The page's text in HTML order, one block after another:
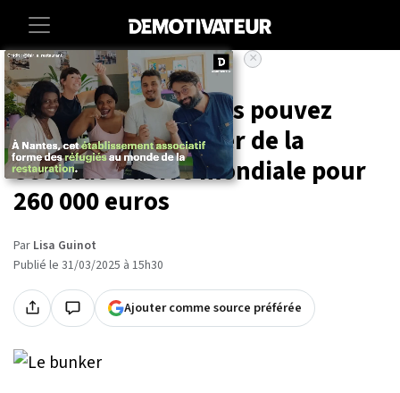
Accueil Insolite
Sur Leboncoin, vous pouvez
acheter... un bunker de la
Seconde Guerre mondiale pour
260 000 euros
Par Lisa Guinot
Publié le 31/03/2025 à 15h30
Ajouter comme source préférée
×